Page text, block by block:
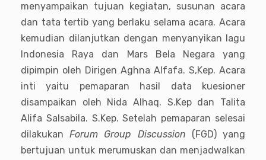
menyampaikan tujuan kegiatan, susunan acara
dan tata tertib yang berlaku selama acara. Acara
kemudian dilanjutkan dengan menyanyikan lagu
Indonesia Raya dan Mars Bela Negara yang
dipimpin oleh Dirigen Aghna Alfafa. S,Kep. Acara
inti yaitu pemaparan hasil data kuesioner
disampaikan oleh Nida Alhaq. S.Kep dan Talita
Alifa Salsabila. S.Kep. Setelah pemaparan selesai
dilakukanForum Group Discussion (FGD) yang
bertujuan untuk merumuskan dan menjadwalkan